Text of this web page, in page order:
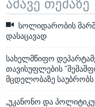
ამავე თემაზე
სოლიდარობის
დასაცავად
სახელმწიფო
თავისუფლების
მცდელობაზე საუბრობს
„უკანონო და